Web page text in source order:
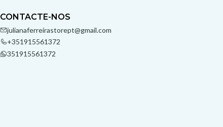
CONTACTE-NOS
julianaferreirastorept@gmail.com
+351915561372
351915561372